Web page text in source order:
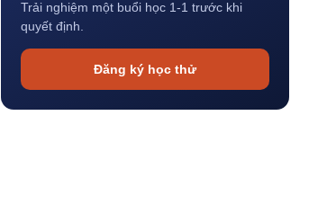
Trải nghiệm một buổi học 1-1 trước khi
quyết định.
Đăng ký học thử